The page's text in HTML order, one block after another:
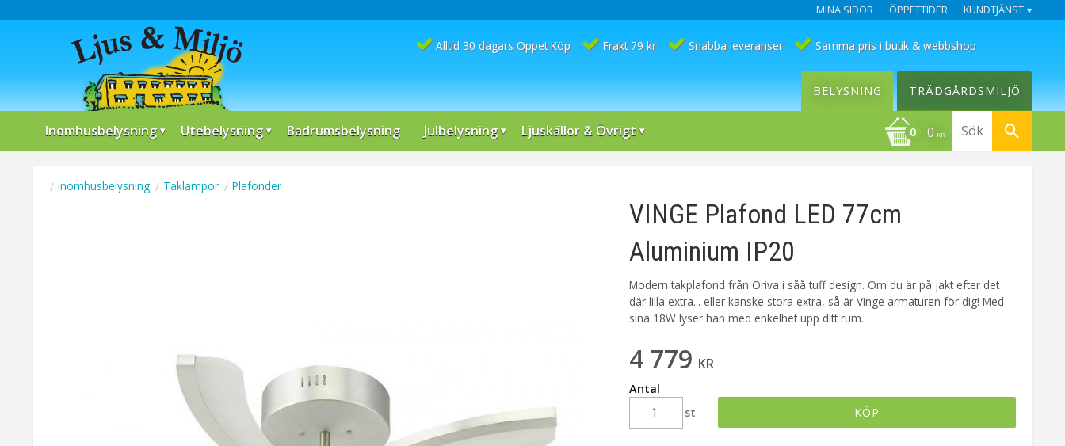
MINA SIDOR ÖPPETTIDER KUNDTJÄNST
Alltid 30 dagars Öppet Köp Frakt 79 kr Snabba leveranser Samma pris i butik & webbshop
Inomhusbelysning Utebelysning Badrumsbelysning Julbelysning Ljuskällor & Övrigt 0 KR
BELYSNING TRÄDGÅRDSMILJÖ
Inomhusbelysning Taklampor Plafonder
VINGE Plafond LED 77cm
Aluminium IP20
Modern takplafond från Oriva i såå tuff design. Om du är på jakt efter det
där lilla extra... eller kanske stora extra, så är Vinge armaturen för dig! Med
sina 18W lyser han med enkelhet upp ditt rum.
4 779 KR
Antal
st
KÖP